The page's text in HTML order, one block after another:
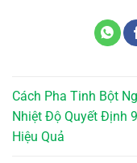
Cách Pha Tinh Bột
Nhiệt Độ Quyết Định
Hiệu Quả